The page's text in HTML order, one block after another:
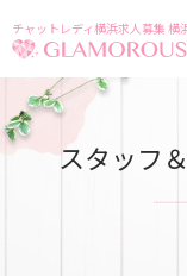
チャットレディ横浜求人募集 横
スタッフ